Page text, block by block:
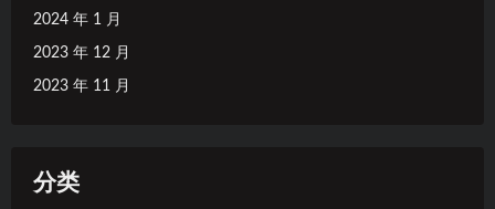
2024 年 1 月
2023 年 12 月
2023 年 11 月
分类